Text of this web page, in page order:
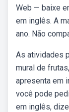
Web — baixe
em inglês. A
ano. Não
As atividades
mural de
apresenta em
você pode
em inglês,